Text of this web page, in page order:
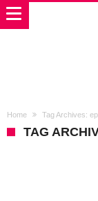
Home Tag Archives:
TAG